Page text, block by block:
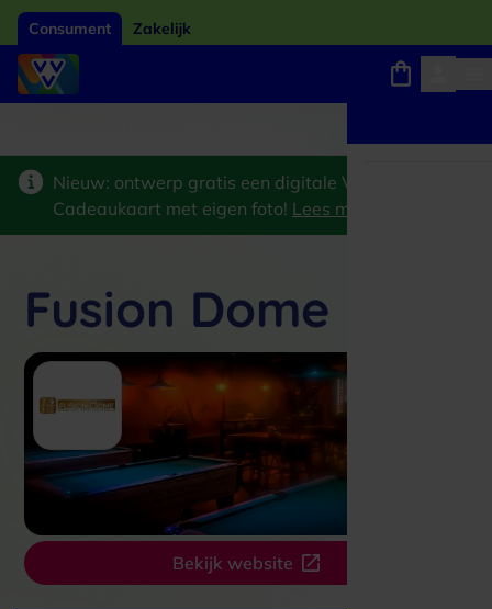
Consument Zakelijk
Nieuw: ontwerp gratis een digitale VVV
Cadeaukaart met eigen foto! Lees meer
Bekijk website
Fusion Dome